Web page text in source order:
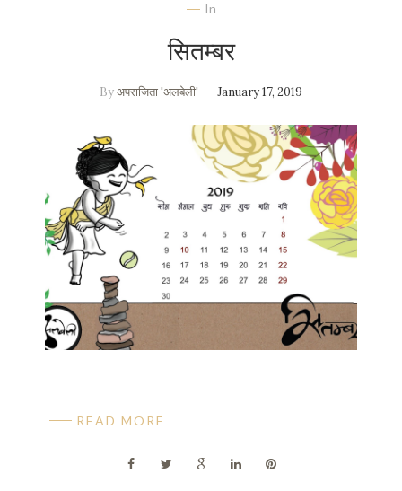
In
सितम्बर
Byअपराजिता 'अलबेली' January 17, 2019
READ MORE